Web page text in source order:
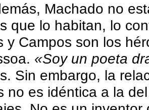
Machado no
que lo habitan, lo
y Campos son los
«Soy un poeta
Sin embargo, la
no es idéntica a la